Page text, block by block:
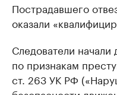
Пострадавшего
оказали
Следователи
по признакам
ст. 263 УК РФ